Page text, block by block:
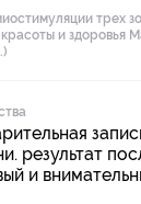
трех
и здоровья
результат
и